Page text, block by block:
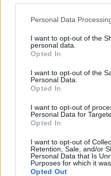
Personal Data
I want to opt-out of the
personal data.
Opted In
I want to opt-out of the
Personal Data.
Opted In
I want to opt-out of
Personal Data for
Opted In
I want to opt-out of
Retention, Sale, and/or
Personal Data that Is
Purposes for which it
Opted Out
Una Vita
TI POTREBBE